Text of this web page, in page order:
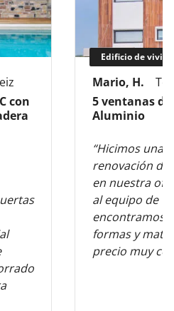
con
Edificio de
Mario, H.
5 ventanas de
Aluminio
“Hicimos una
renovación de
en nuestra
al equipo de
encontramos
formas y
precio muy